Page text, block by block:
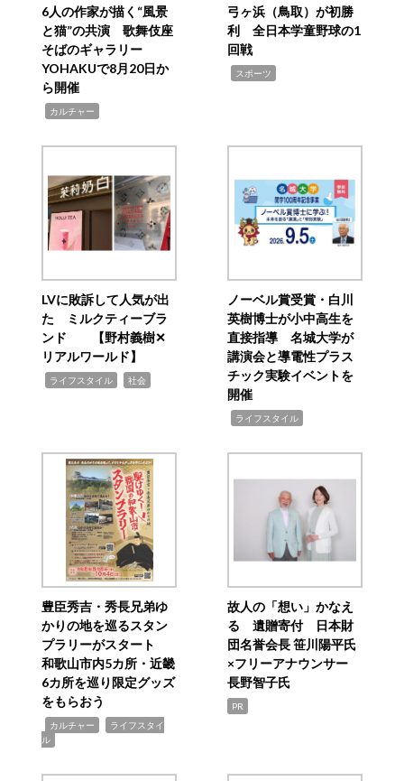
6人の作家が描く“風景
と猫”の共演 歌舞伎座
そばのギャラリー
YOHAKUで8月20日か
ら開催
カルチャー
弓ヶ浜（鳥取）が初勝
利 全日本学童野球の1
回戦
スポーツ
LVに敗訴して人気が出
た ミルクティーブラ
ンド 【野村義樹✕
リアルワールド】
ライフスタイル 社会
ノーベル賞受賞・白川
英樹博士が小中高生を
直接指導 名城大学が
講演会と導電性プラス
チック実験イベントを
開催
ライフスタイル
豊臣秀吉・秀長兄弟ゆ
かりの地を巡るスタン
プラリーがスタート
和歌山市内5カ所・近畿
6カ所を巡り限定グッズ
をもらおう
カルチャー
ライフスタイ
ル
故人の「想い」かなえ
る 遺贈寄付 日本財
団名誉会長 笹川陽平氏
×フリーアナウンサー
長野智子氏
PR